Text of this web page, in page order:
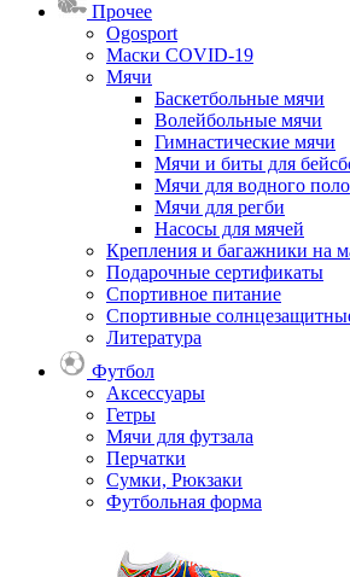
Прочее
Ogosport
Маски COVID-19
Мячи
Баскетбольные мячи
Волейбольные мячи
Гимнастические мячи
Мячи и биты для
Мячи для водного поло
Мячи для регби
Насосы для мячей
Крепления и багажники на
Подарочные сертификаты
Спортивное питание
Спортивные
Литература
Футбол
Аксессуары
Гетры
Мячи для футзала
Перчатки
Сумки, Рюкзаки
Футбольная форма